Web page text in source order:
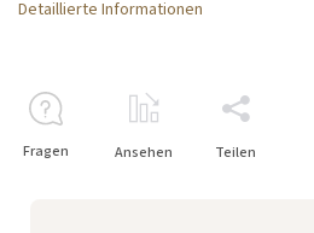
Detaillierte Informationen
Fragen Ansehen Teilen